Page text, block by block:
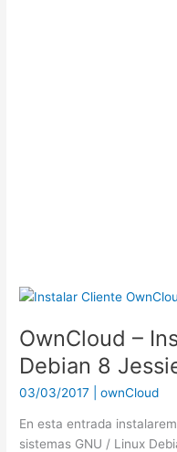
OwnCloud –
Debian 8
03/03/2017 |ownCloud
En esta entrada
sistemas GNU / Linux
OwnCloud
Instalar
cliente
en
Debian